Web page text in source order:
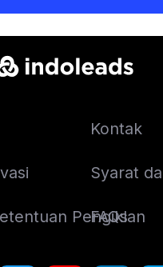
Kontak
Syarat
Pengiklan
FAQs